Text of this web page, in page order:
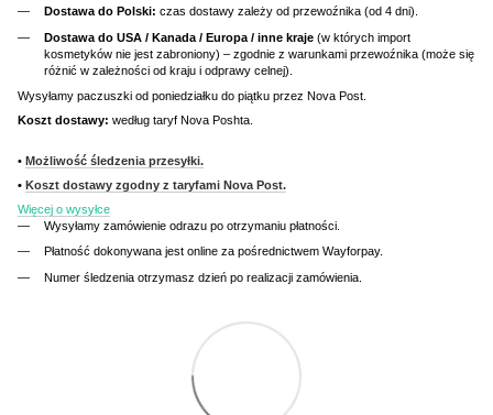
Dostawa do Polski: czas dostawy zależy od przewoźnika (od 4 dni).
Dostawa do USA / Kanada / Europa / inne kraje (w których import
kosmetyków nie jest zabroniony) – zgodnie z warunkami przewoźnika (może się
różnić w zależności od kraju i odprawy celnej).
Wysyłamy paczuszki od poniedziałku do piątku przez Nova Post.
Koszt dostawy: według taryf Nova Poshta.
• Możliwość śledzenia przesyłki.
• Koszt dostawy zgodny z taryfami Nova Post.
Więcej o wysyłce
Wysyłamy zamówienie odrazu po otrzymaniu płatności.
Płatność dokonywana jest online za pośrednictwem Wayforpay.
Numer śledzenia otrzymasz dzień po realizacji zamówienia.